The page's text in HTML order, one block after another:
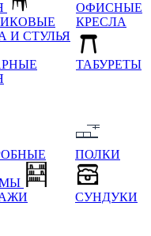
И СТУЛЬЯ
ОФИСНЫЕ
КРЕСЛА
ТАБУРЕТЫ
ПОЛКИ
СУНДУКИ